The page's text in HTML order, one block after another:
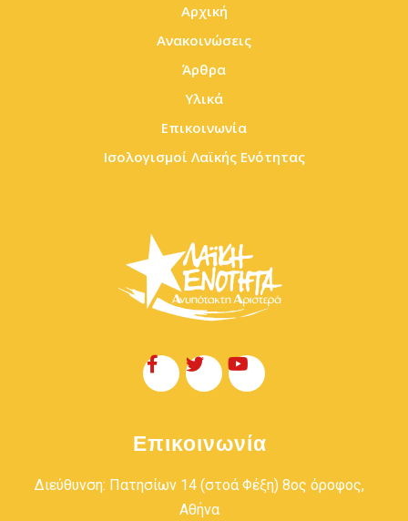
Αρχική
Ανακοινώσεις
Άρθρα
Υλικά
Επικοινωνία
Ισολογισμοί Λαϊκής Ενότητας
Επικοινωνία
Διεύθυνση: Πατησίων 14 (στοά Φέξη) 8ος όροφος,
Αθήνα